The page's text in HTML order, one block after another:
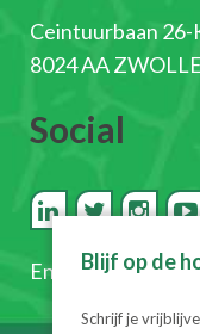
Ceintuurbaan 26-
8024 AA ZWOLLE
Social
En schrijf je in
Blijf op de
Schrijf je